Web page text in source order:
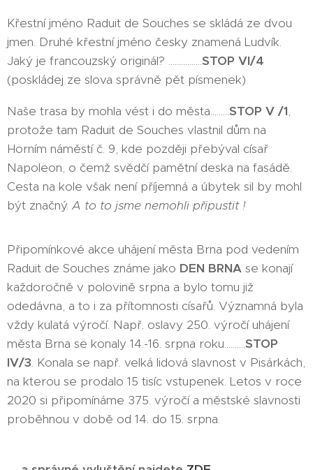
Křestní jméno Raduit de Souches se skládá ze dvou
jmen. Druhé křestní jméno česky znamená Ludvík.
Jaký je francouzský originál? ................STOP VI/4
(poskládej ze slova správně pět písmenek)
Naše trasa by mohla vést i do města.........STOP V /1,
protože tam Raduit de Souches vlastnil dům na
Horním náměstí č. 9, kde později přebýval císař
Napoleon, o čemž svědčí pamětní deska na fasádě.
Cesta na kole však není příjemná a úbytek sil by mohl
být značný. A to to jsme nemohli připustit !
Připomínkové akce uhájení města Brna pod vedením
Raduit de Souches známe jako DEN BRNA se konají
každoročně v polovině srpna a bylo tomu již
odedávna, a to i za přítomnosti císařů. Významná byla
vždy kulatá výročí. Např. oslavy 250. výročí uhájení
města Brna se konaly 14.-16. srpna roku..........STOP
IV/3. Konala se např. velká lidová slavnost v Pisárkách,
na kterou se prodalo 15 tisíc vstupenek. Letos v roce
2020 si připomínáme 375. výročí a městské slavnosti
proběhnou v době od 14. do 15. srpna.